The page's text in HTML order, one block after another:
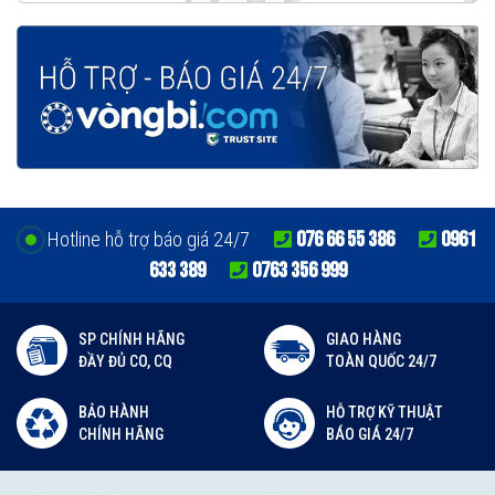
Hotline hỗ trợ báo giá 24/7 076 66 55 386
0961
633 389
0763 356 999
SP CHÍNH HÃNG
ĐẦY ĐỦ CO, CQ
GIAO HÀNG
TOÀN QUỐC 24/7
BẢO HÀNH
CHÍNH HÃNG
HỖ TRỢ KỸ THUẬT
BÁO GIÁ 24/7